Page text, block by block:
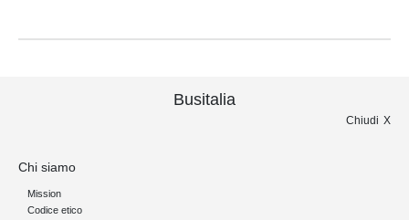
Busitalia
Chiudi
Chi siamo
Mission
Codice etico